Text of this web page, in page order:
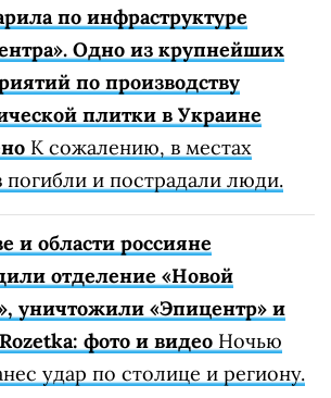
по инфраструктуре
Одно из крупнейших
по производству
плитки в Украине
К сожалению, в местах
погибли и пострадали люди.
и области россияне
отделение «Новой
уничтожили «Эпицентр» и
фото и видео Ночью
удар по столице и региону.